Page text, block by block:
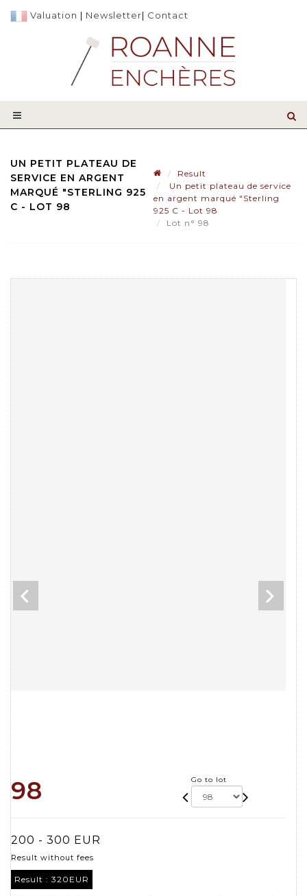
Valuation | Newsletter| Contact
UN PETIT PLATEAU DE
SERVICE EN ARGENT
MARQUÉ "STERLING 925
C - LOT 98
Result
Un petit plateau de service
en argent marqué "Sterling
925 C - Lot 98
Lot n° 98
98 Go to lot
200 - 300 EUR
Result without fees
Result : 320EUR